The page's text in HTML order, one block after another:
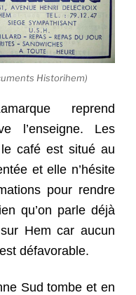
Historihem)
reprend
l’enseigne. Les
café est situé au
et elle n’hésite
pour rendre
qu’on parle déjà
Hem car aucun
défavorable.
Sud tombe et en